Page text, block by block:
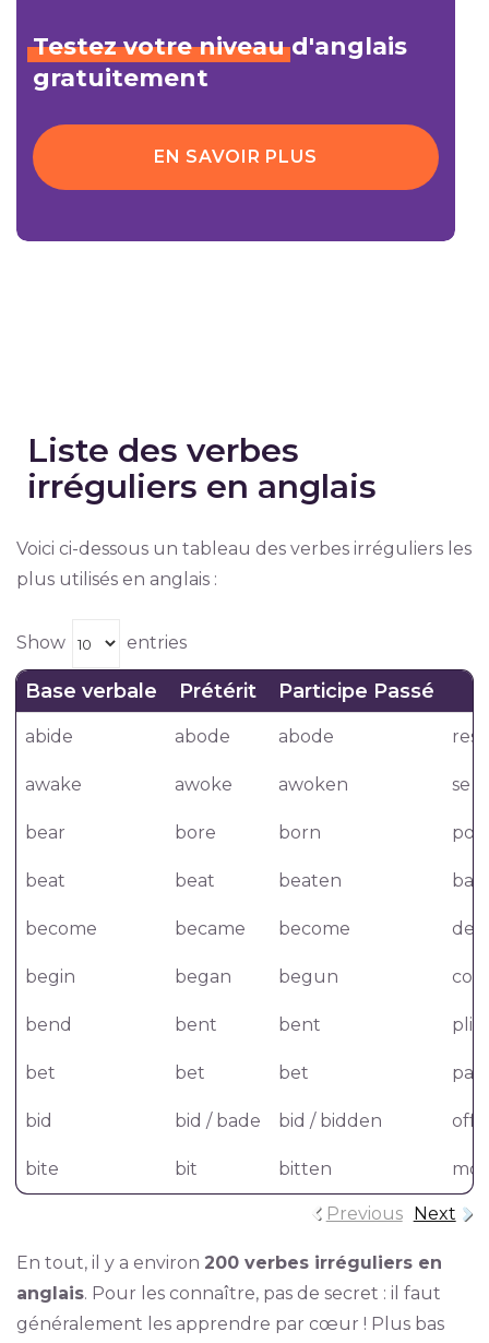
Testez votre niveaud'anglais
gratuitement
EN SAVOIR PLUS
Liste des verbes
irréguliers en anglais
Voici ci-dessous un tableau des verbes irréguliers les
plus utilisés en anglais :
Show entries
Base verbale Prétérit Participe Passé
abide abode abode
awake awoke awoken se
bear bore born
beat beat beaten
become became become
begin began begun
bend bent bent
bet bet bet
bid bid / bade bid / bidden
bite bit bitten
Previous Next
En tout, il y a environ 200 verbes irréguliers en
anglais. Pour les connaître, pas de secret : il faut
généralement les apprendre par cœur ! Plus bas